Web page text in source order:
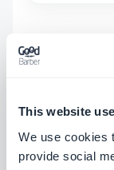
This website
We use cookies
provide social